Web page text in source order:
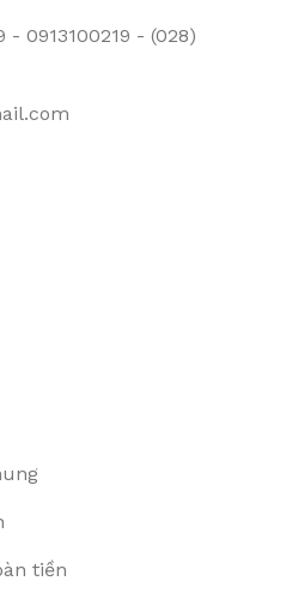
- 0913100219 - (028)
tiền